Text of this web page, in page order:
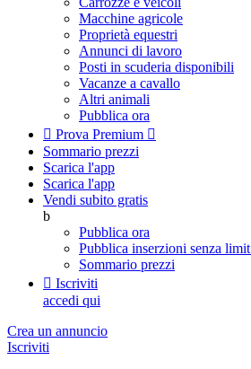
Macchine agricole
Proprietà equestri
Annunci di lavoro
Posti in scuderia disponibili
Vacanze a cavallo
Altri animali
Pubblica ora
 Prova Premium 
Sommario prezzi
Scarica l'app
Scarica l'app
Vendi subito gratis
b
Pubblica ora
Pubblica inserzioni senza limit
Sommario prezzi
 Iscriviti
accedi qui
Crea un annuncio
Iscriviti